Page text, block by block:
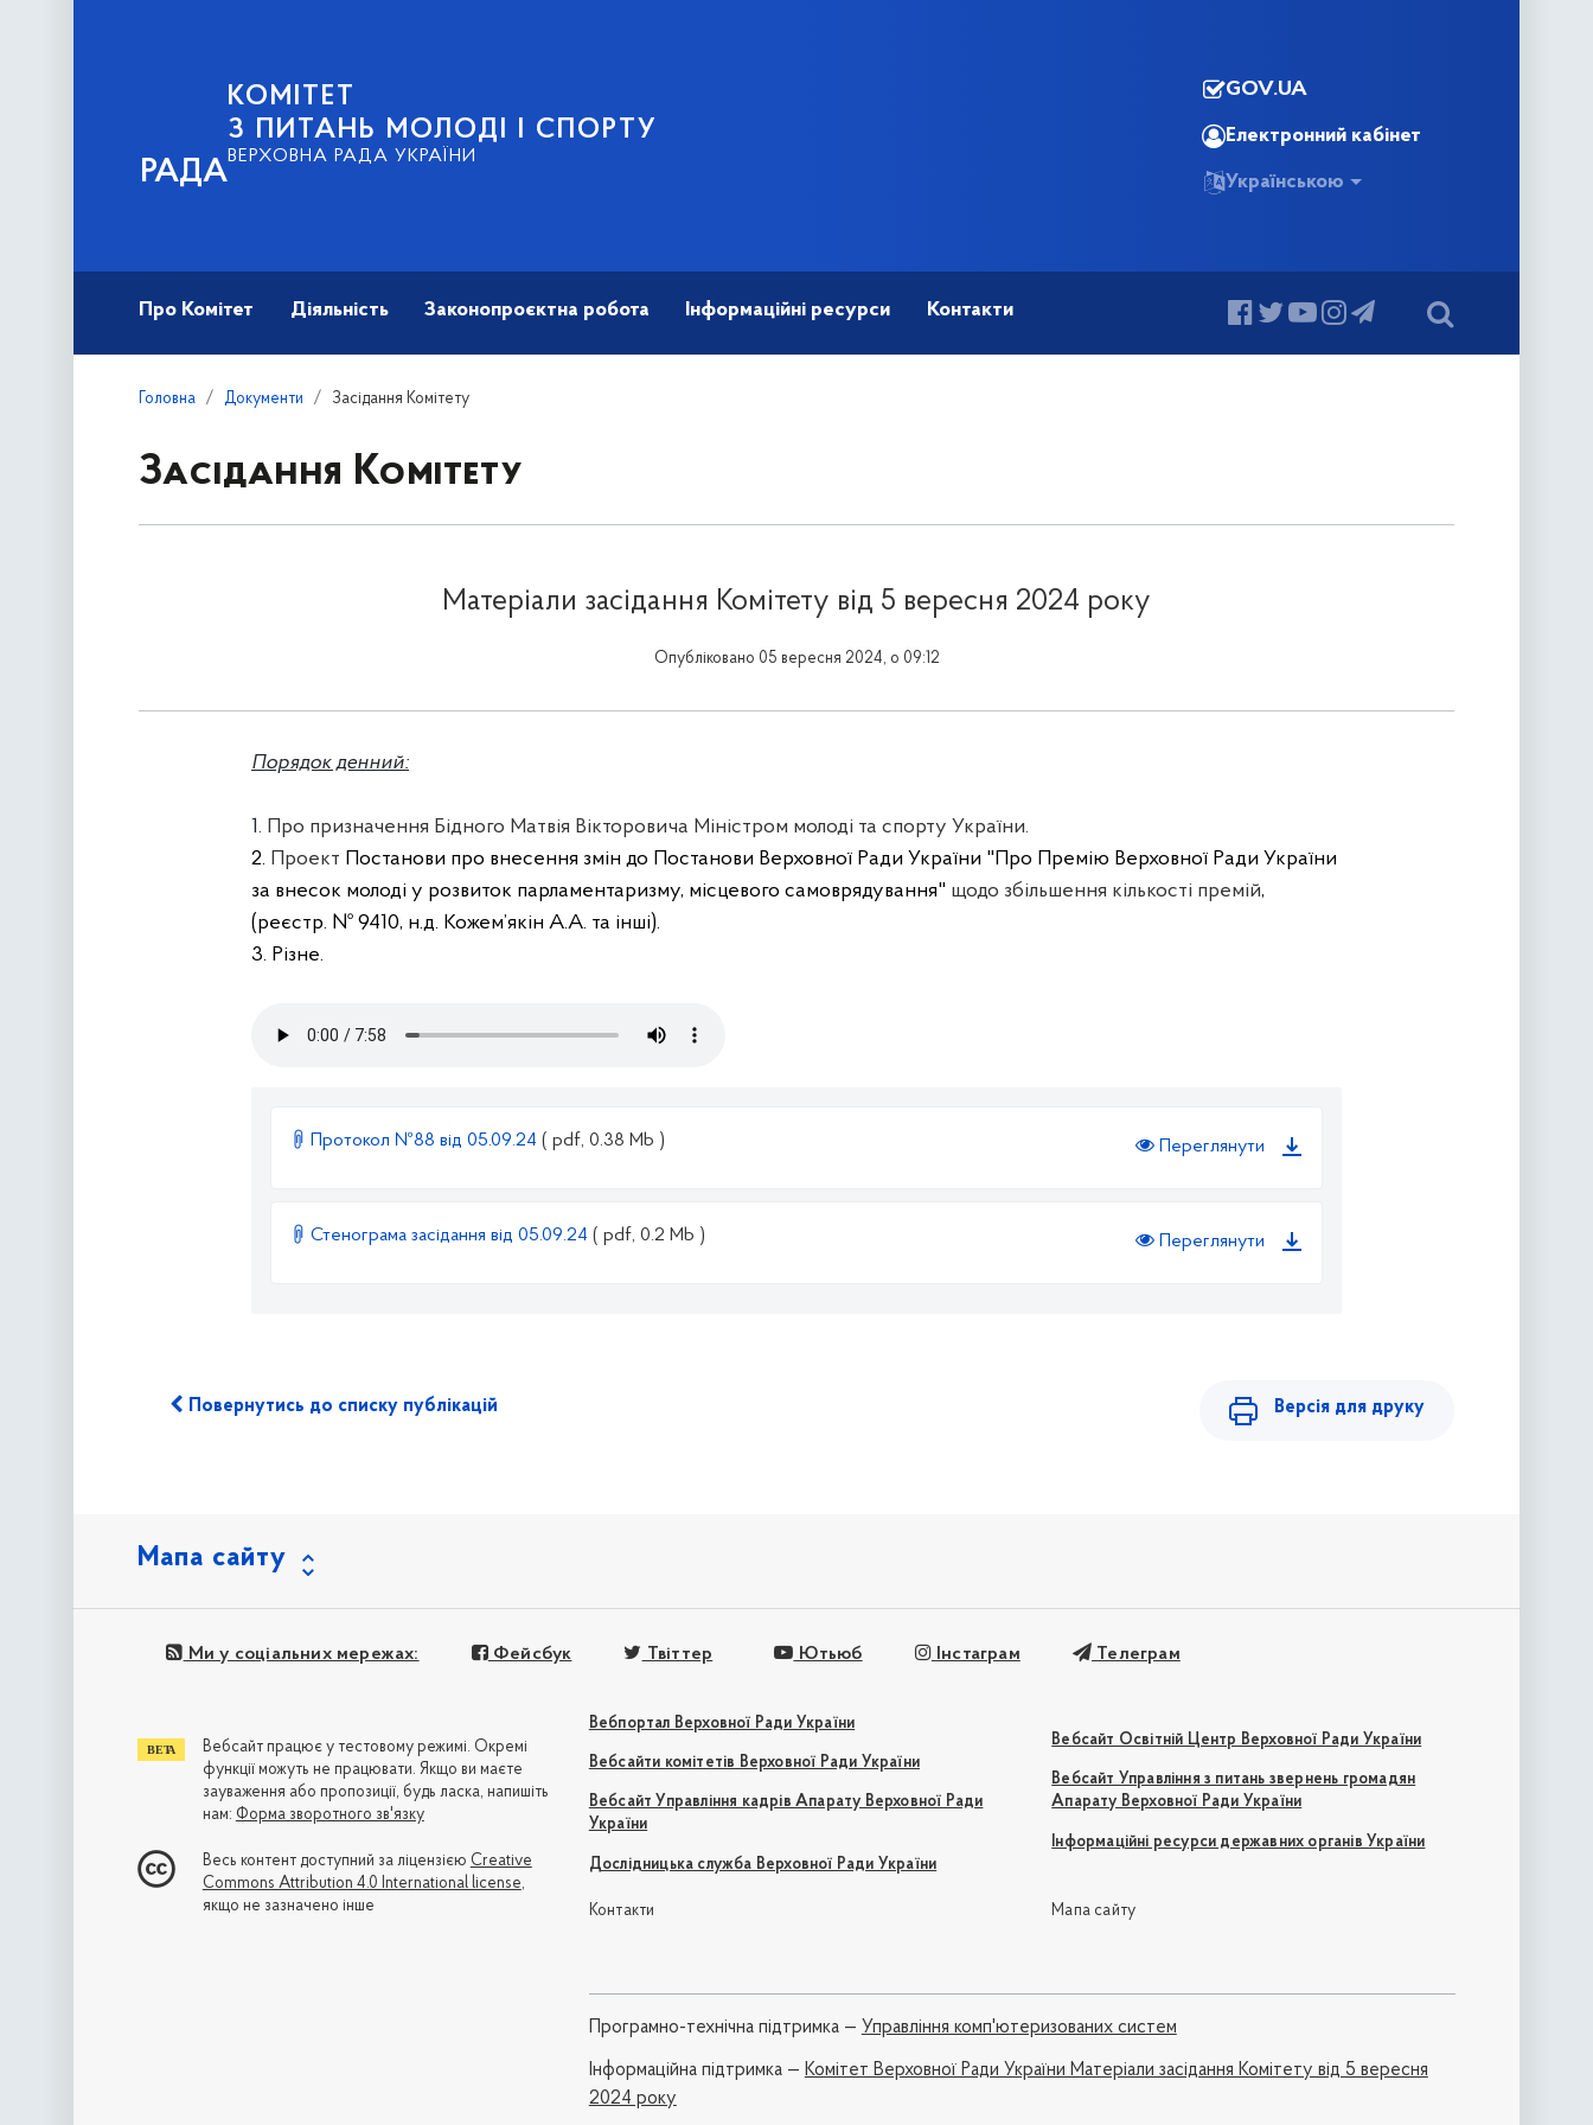
РАДА
КОМІТЕТ
З ПИТАНЬ МОЛОДІ І СПОРТУ
ВЕРХОВНА РАДА УКРАЇНИ
GOV.UA
Електронний кабінет
Українською
Про Комітет Діяльність Законопроєктна робота Інформаційні ресурси Контакти
Головна Документи Засідання Комітету
Засідання Комітету
Матеріали засідання Комітету від 5 вересня 2024 року
Опубліковано 05 вересня 2024, о 09:12
Порядок денний:
1. Про призначення Бідного Матвія Вікторовича Міністром молоді та спорту України.
2. Проект Постанови про внесення змін до Постанови Верховної Ради України "Про Премію Верховної Ради України
за внесок молоді у розвиток парламентаризму, місцевого самоврядування" щодо збільшення кількості премій,
(реєстр. № 9410, н.д. Кожем’якін А.А. та інші).
3. Різне.
Протокол №88 від 05.09.24 ( pdf, 0.38 Mb ) Переглянути
Стенограма засідання від 05.09.24 ( pdf, 0.2 Mb ) Переглянути
Повернутись до списку публікацій Версія для друку
Мапа сайту
Ми у соціальних мережах: Фейсбук Твіттер Ютьюб Інстаграм Телеграм
Вебпортал Верховної Ради України
Вебсайти комітетів Верховної Ради України
Вебсайт Управління кадрів Апарату Верховної Ради
України
Дослідницька служба Верховної Ради України
Вебсайт Освітній Центр Верховної Ради України
Вебсайт Управління з питань звернень громадян
Апарату Верховної Ради України
Інформаційні ресурси державних органів України
Контакти Мапа сайту
Програмно-технічна підтримка — Управління комп'ютеризованих систем
Iнформаційна підтримка — Комітет Верховної Ради України Матеріали засідання Комітету від 5 вересня
2024 року
Вебсайт працює у тестовому режимі. Окремі
функції можуть не працювати. Якщо ви маєте
зауваження або пропозиції, будь ласка, напишіть
нам: Форма зворотного зв'язку
Весь контент доступний за ліцензією Creative
Commons Attribution 4.0 International license,
якщо не зазначено інше